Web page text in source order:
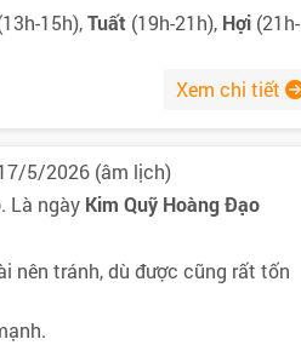
15h),Tuất (19h-21h), Hợi (21h-
Xem chi tiết
5/2026 (âm lịch)
. Là ngày Kim Quỹ Hoàng Đạo
nên tránh, dù được cũng rất tốn